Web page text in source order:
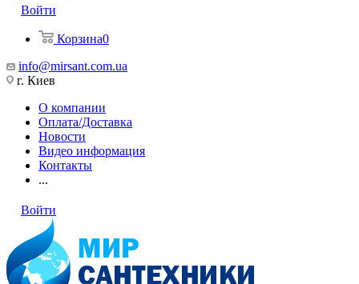
Войти
Корзина0
info@mirsant.com.ua
г. Киев
О компании
Оплата/Доставка
Новости
Видео информация
Контакты
...
Войти